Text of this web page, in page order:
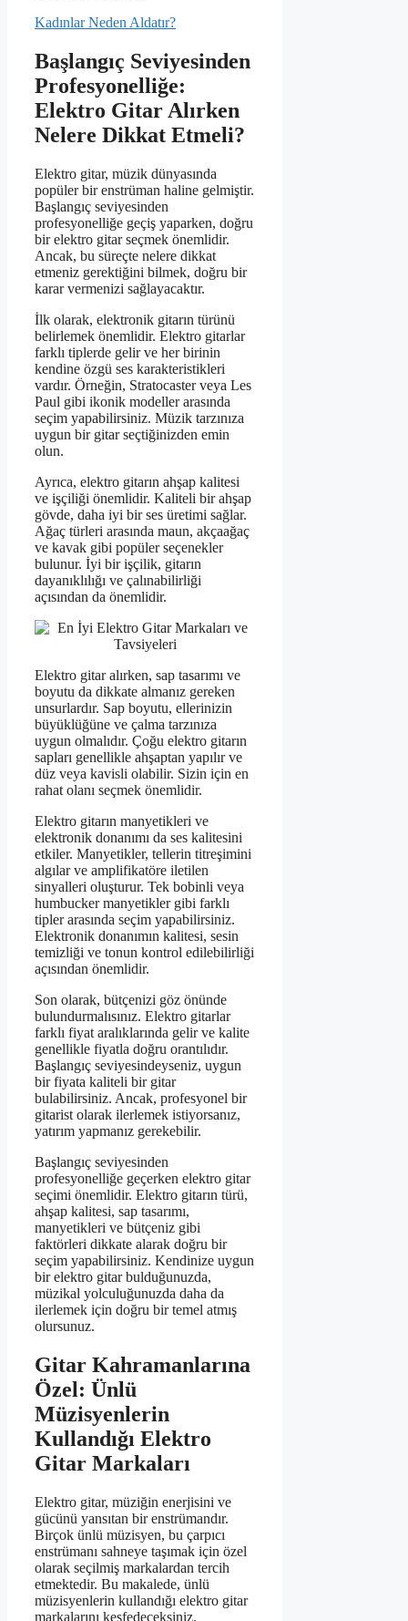
Kadınlar Neden Aldatır?
Başlangıç Seviyesinden
Profesyonelliğe:
Elektro Gitar Alırken
Nelere Dikkat Etmeli?
Elektro gitar, müzik dünyasında
popüler bir enstrüman haline gelmiştir.
Başlangıç seviyesinden
profesyonelliğe geçiş yaparken, doğru
bir elektro gitar seçmek önemlidir.
Ancak, bu süreçte nelere dikkat
etmeniz gerektiğini bilmek, doğru bir
karar vermenizi sağlayacaktır.
İlk olarak, elektronik gitarın türünü
belirlemek önemlidir. Elektro gitarlar
farklı tiplerde gelir ve her birinin
kendine özgü ses karakteristikleri
vardır. Örneğin, Stratocaster veya Les
Paul gibi ikonik modeller arasında
seçim yapabilirsiniz. Müzik tarzınıza
uygun bir gitar seçtiğinizden emin
olun.
Ayrıca, elektro gitarın ahşap kalitesi
ve işçiliği önemlidir. Kaliteli bir ahşap
gövde, daha iyi bir ses üretimi sağlar.
Ağaç türleri arasında maun, akçaağaç
ve kavak gibi popüler seçenekler
bulunur. İyi bir işçilik, gitarın
dayanıklılığı ve çalınabilirliği
açısından da önemlidir.
Elektro gitar alırken, sap tasarımı ve
boyutu da dikkate almanız gereken
unsurlardır. Sap boyutu, ellerinizin
büyüklüğüne ve çalma tarzınıza
uygun olmalıdır. Çoğu elektro gitarın
sapları genellikle ahşaptan yapılır ve
düz veya kavisli olabilir. Sizin için en
rahat olanı seçmek önemlidir.
Elektro gitarın manyetikleri ve
elektronik donanımı da ses kalitesini
etkiler. Manyetikler, tellerin titreşimini
algılar ve amplifikatöre iletilen
sinyalleri oluşturur. Tek bobinli veya
humbucker manyetikler gibi farklı
tipler arasında seçim yapabilirsiniz.
Elektronik donanımın kalitesi, sesin
temizliği ve tonun kontrol edilebilirliği
açısından önemlidir.
Son olarak, bütçenizi göz önünde
bulundurmalısınız. Elektro gitarlar
farklı fiyat aralıklarında gelir ve kalite
genellikle fiyatla doğru orantılıdır.
Başlangıç seviyesindeyseniz, uygun
bir fiyata kaliteli bir gitar
bulabilirsiniz. Ancak, profesyonel bir
gitarist olarak ilerlemek istiyorsanız,
yatırım yapmanız gerekebilir.
Başlangıç seviyesinden
profesyonelliğe geçerken elektro gitar
seçimi önemlidir. Elektro gitarın türü,
ahşap kalitesi, sap tasarımı,
manyetikleri ve bütçeniz gibi
faktörleri dikkate alarak doğru bir
seçim yapabilirsiniz. Kendinize uygun
bir elektro gitar bulduğunuzda,
müzikal yolculuğunuzda daha da
ilerlemek için doğru bir temel atmış
olursunuz.
Gitar Kahramanlarına
Özel: Ünlü
Müzisyenlerin
Kullandığı Elektro
Gitar Markaları
Elektro gitar, müziğin enerjisini ve
gücünü yansıtan bir enstrümandır.
Birçok ünlü müzisyen, bu çarpıcı
enstrümanı sahneye taşımak için özel
olarak seçilmiş markalardan tercih
etmektedir. Bu makalede, ünlü
müzisyenlerin kullandığı elektro gitar
markalarını keşfedeceksiniz.